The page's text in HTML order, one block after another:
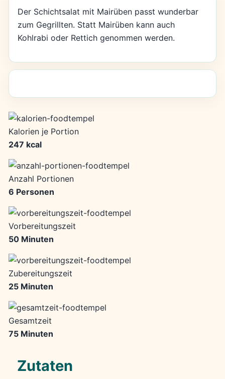
Der Schichtsalat mit Mairüben passt wunderbar
zum Gegrillten. Statt Mairüben kann auch
Kohlrabi oder Rettich genommen werden.
Kalorien je Portion
247 kcal
Anzahl Portionen
6 Personen
Vorbereitungszeit
50 Minuten
Zubereitungszeit
25 Minuten
Gesamtzeit
75 Minuten
Zutaten